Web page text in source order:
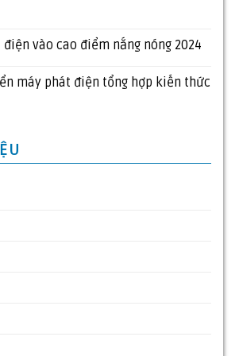
vào cao điểm nắng nóng 2024
máy phát điện tổng hợp kiến thức